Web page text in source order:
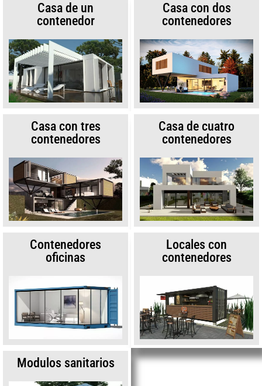
Casa de un
contenedor
Casa con dos
contenedores
Casa con tres
contenedores
Casa de cuatro
contenedores
Contenedores
oficinas
Locales con
contenedores
Modulos sanitarios